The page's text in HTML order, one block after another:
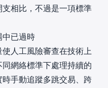
相比，不過是一項標準
中已過時
人工風險審查在技術上
網絡標準下處理持續的
手動追蹤多跳交易、跨